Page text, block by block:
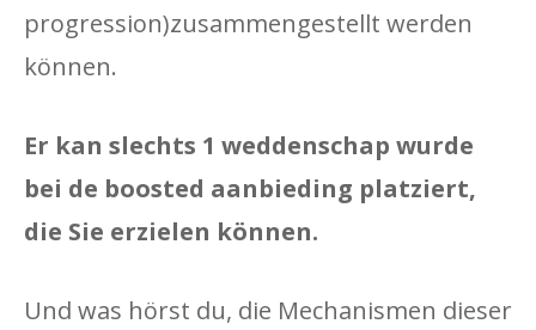
progression)zusammengestellt werden
können.
Er kan slechts 1 weddenschap wurde
bei de boosted aanbieding platziert,
die Sie erzielen können.
Und was hörst du, die Mechanismen dieser